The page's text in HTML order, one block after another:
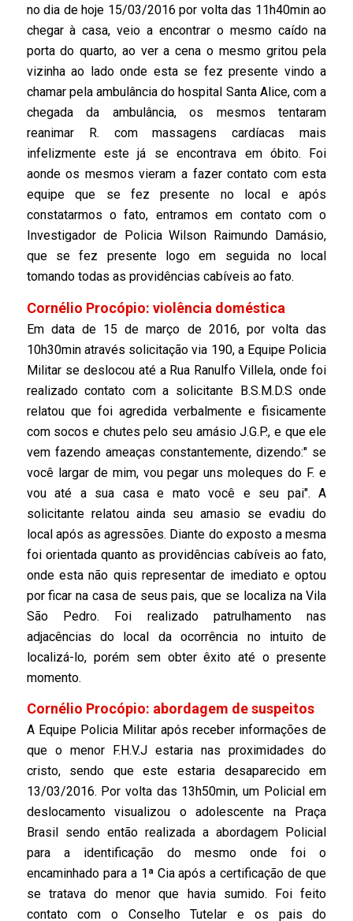
no dia de hoje 15/03/2016 por volta das 11h40min ao
chegar à casa, veio a encontrar o mesmo caído na
porta do quarto, ao ver a cena o mesmo gritou pela
vizinha ao lado onde esta se fez presente vindo a
chamar pela ambulância do hospital Santa Alice, com a
chegada da ambulância, os mesmos tentaram
reanimar R. com massagens cardíacas mais
infelizmente este já se encontrava em óbito. Foi
aonde os mesmos vieram a fazer contato com esta
equipe que se fez presente no local e após
constatarmos o fato, entramos em contato com o
Investigador de Policia Wilson Raimundo Damásio,
que se fez presente logo em seguida no local
tomando todas as providências cabíveis ao fato.
Cornélio Procópio: violência doméstica
Em data de 15 de março de 2016, por volta das
10h30min através solicitação via 190, a Equipe Policia
Militar se deslocou até a Rua Ranulfo Villela, onde foi
realizado contato com a solicitante B.S.M.D.S onde
relatou que foi agredida verbalmente e fisicamente
com socos e chutes pelo seu amásio J.G.P., e que ele
vem fazendo ameaças constantemente, dizendo:" se
você largar de mim, vou pegar uns moleques do F. e
vou até a sua casa e mato você e seu pai". A
solicitante relatou ainda seu amasio se evadiu do
local após as agressões. Diante do exposto a mesma
foi orientada quanto as providências cabíveis ao fato,
onde esta não quis representar de imediato e optou
por ficar na casa de seus pais, que se localiza na Vila
São Pedro. Foi realizado patrulhamento nas
adjacências do local da ocorrência no intuito de
localizá-lo, porém sem obter êxito até o presente
momento.
Cornélio Procópio: abordagem de suspeitos
A Equipe Policia Militar após receber informações de
que o menor F.H.V.J estaria nas proximidades do
cristo, sendo que este estaria desaparecido em
13/03/2016. Por volta das 13h50min, um Policial em
deslocamento visualizou o adolescente na Praça
Brasil sendo então realizada a abordagem Policial
para a identificação do mesmo onde foi o
encaminhado para a 1ª Cia após a certificação de que
se tratava do menor que havia sumido. Foi feito
contato com o Conselho Tutelar e os pais do